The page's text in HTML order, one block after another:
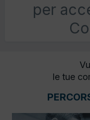
per
le tue